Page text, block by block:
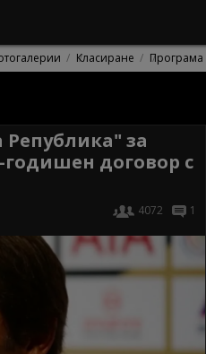
Класиране Програма
за
договор с
4072 1